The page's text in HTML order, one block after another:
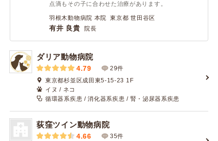
点滴もその子に合わせた治療があります。
羽根木動物病院 本院 東京都 世田谷区
有井 良貴 院長
ダリア動物病院
4.79
29件
東京都杉並区成田東5-15-23 1F
イヌ / ネコ
循環器系疾患 / 消化器系疾患 / 腎・泌尿器系疾患
荻窪ツイン動物病院
4.66
35件